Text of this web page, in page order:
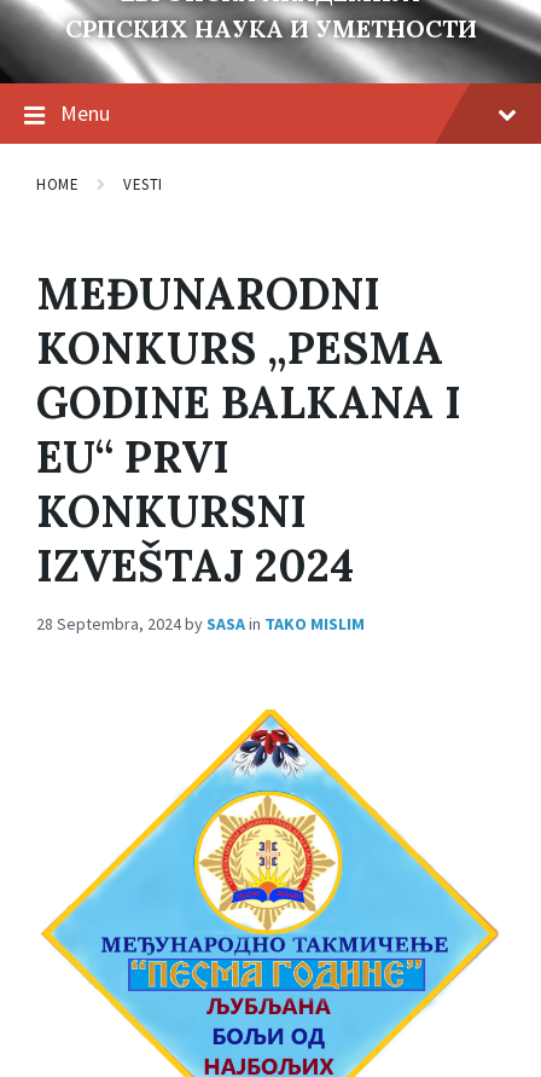
СРПСКИХ НАУКА И УМЕТНОСТИ
Menu
HOME VESTI
MEĐUNARODNI
KONKURS „PESMA
GODINE BALKANA I
EU“ PRVI
KONKURSNI
IZVEŠTAJ 2024
28 Septembra, 2024bySASAin TAKO MISLIM